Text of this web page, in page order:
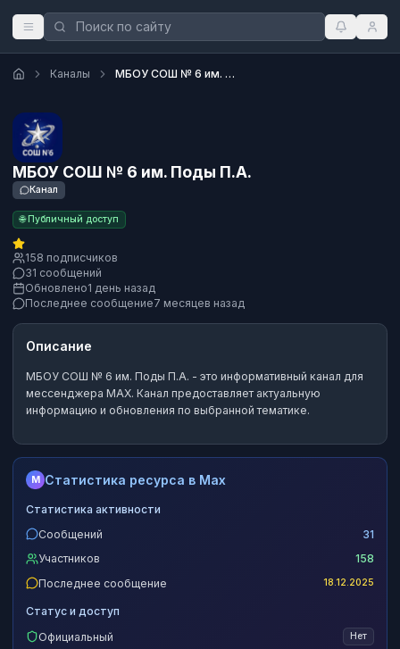
Каналы МБОУ СОШ № 6 им. Поды П.А.
МБОУ СОШ № 6 им. Поды П.А.
Канал
🌐 Публичный доступ
158 подписчиков
31 сообщений
Обновлено1 день назад
Последнее сообщение7 месяцев назад
Описание
МБОУ СОШ № 6 им. Поды П.А. - это информативный канал для
мессенджера MAX. Канал предоставляет актуальную
информацию и обновления по выбранной тематике.
M Статистика ресурса в Max
Статистика активности
Сообщений
31
Участников
158
Последнее сообщение
18.12.2025
Статус и доступ
Официальный
Нет